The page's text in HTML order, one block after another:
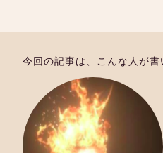
今回の記事は、こんな人が書